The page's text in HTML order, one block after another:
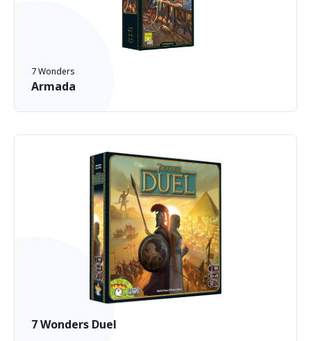
7 Wonders
Armada
7 Wonders Duel